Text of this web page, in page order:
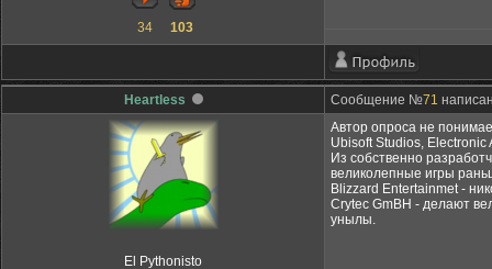
34 103
Heartless Сообщение №71
El Pythonisto
Автор опроса не
Ubisoft Studios, Electronic
Из собственно
великолепные игры
Blizzard Entertainmet -
Crytec GmBH - делают
унылы.